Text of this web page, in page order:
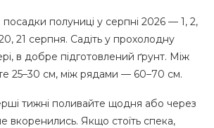
полуниці у серпні 2026 — 1, 2,
20, 21 серпня. Садіть у прохолодну
в добре підготовлений ґрунт. Між
25–30 см, між рядами — 60–70 см.
тижні поливайте щодня або через
вкоренились. Якщо стоїть спека,